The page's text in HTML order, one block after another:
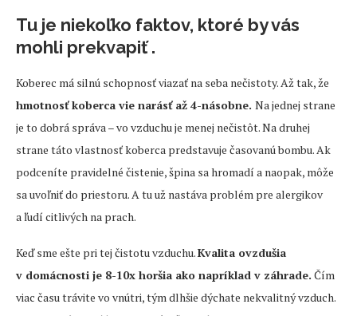
Tu je niekoľko faktov, ktoré by vás
mohli prekvapiť .
Koberec má silnú schopnosť viazať na seba nečistoty. Až tak, že
hmotnosť koberca vie narásť až 4-násobne. Na jednej strane
je to dobrá správa – vo vzduchu je menej nečistôt. Na druhej
strane táto vlastnosť koberca predstavuje časovanú bombu. Ak
podceníte pravidelné čistenie, špina sa hromadí a naopak, môže
sa uvoľniť do priestoru. A tu už nastáva problém pre alergikov
a ľudí citlivých na prach.
Keď sme ešte pri tej čistotu vzduchu.Kvalita ovzdušia
v domácnosti je 8-10x horšia ako napríklad v záhrade. Čím
viac času trávite vo vnútri, tým dlhšie dýchate nekvalitný vzduch.